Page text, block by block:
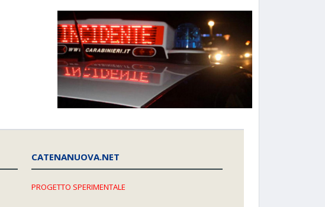
CATENANUOVA.NET
PROGETTO SPERIMENTALE